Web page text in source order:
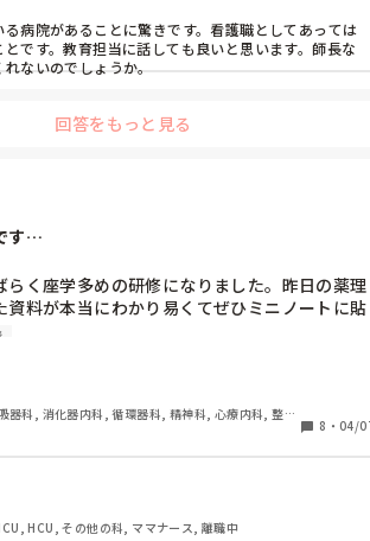
時間に追われ忙しいのはわかりますし、学生の
て後回しになることもわかるのですが、これは
ない事だし本人の前で言う言葉では無いと思
前を伏せてモヤモヤしていることを伝えたので
ご家族の方が病室内に入ることが多くなって
」とか「うわまだ生きてたのかよ」などステー
本人の前で言われると辛い気持ちになります。
適当に看護するところを後でフォローしたりし
る病院があることに驚きです。看護職としてあっては
とです。教育担当に話しても良いと思います。師長な
れないのでしょうか。
回答をもっと見る
す…
らく座学多めの研修になりました。昨日の薬理
資料が本当にわかり易くてぜひミニノートに貼
のですが、両面印刷＆一面にパワポ6スライド
に聞いた上でお願いがあります。4スライド1ペ
のスライドだけ頂けないでしょうかご検討だ
ととてもありがたいです」と勇気をだして勉学
くせに師長さんにこんなこと、がめつかったか
器科, 消化器内科, 循環器科, 精神科, 心療内科, 整形
一般病院, 慢性期, 回復期, 終末期, オペ室, 透析
8 ・ 04/
HCU, その他の科, ママナース, 離職中